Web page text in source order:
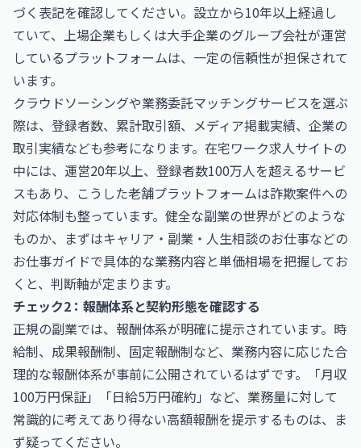
づく表記を確認してください。設立から10年以上経過し
ていて、上場企業もしくは大手企業のグループ会社が運営
しているプラットフォームは、一定の信頼性が担保されて
います。
クラウドソーシングや業務委託マッチングサービスを選ぶ
際は、登録者数、累計取引額、メディア掲載実績、企業の
取引実績なども参考になります。在宅ワーク求人サイトの
中には、運営20年以上、登録者数100万人を超えるサービ
スもあり、こうした老舗プラットフォームは詐欺案件への
対応体制も整っています。健全な副業の世界がどのような
ものか、まずはキャリア・副業・人生相談のお仕事などの
お仕事ガイドで具体的な業務内容と単価相場を把握してお
くと、判断軸が定まります。
チェック2：報酬体系と契約形態を確認する
正規の副業では、報酬体系が明確に提示されています。時
給制、成果報酬制、固定報酬制など、業務内容に応じた合
理的な報酬体系が事前に公開されているはずです。「月収
100万円保証」「日給5万円確約」など、業務量に対して
常識的に考えてあり得ない高額報酬を提示するものは、ま
ず疑ってください。